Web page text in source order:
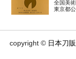
全国美
東京都
copyright © 日本刀